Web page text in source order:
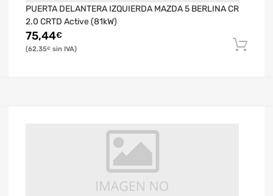
PUERTA DELANTERA IZQUIERDA MAZDA 5 BERLINA CR
2.0 CRTD Active (81kW)
75,44€
62,35€